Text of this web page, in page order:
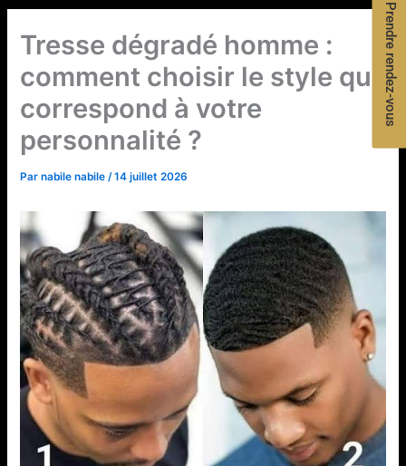
Tresse dégradé homme :
comment choisir le style qui
correspond à votre
personnalité ?
Parnabile nabile /14 juillet 2026
Prendre rendez-vous